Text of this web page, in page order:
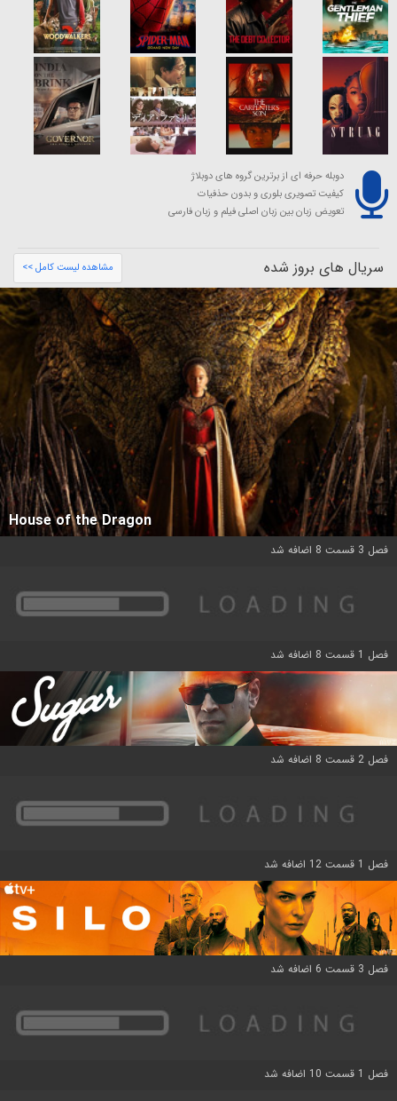
دوبله حرفه ای از برترین گروه های دوبلاژ
کیفیت تصویری بلوری و بدون حذفیات
تعویض زبان بین زبان اصلی فیلم و زبان فارسی
سریال های بروز شده مشاهده لیست کامل >>
House of the Dragon
فصل 3 قسمت 8 اضافه شد
فصل 1 قسمت 8 اضافه شد
فصل 2 قسمت 8 اضافه شد
فصل 1 قسمت 12 اضافه شد
فصل 3 قسمت 6 اضافه شد
فصل 1 قسمت 10 اضافه شد